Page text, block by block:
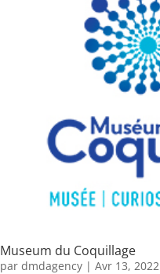
Museum du Coquillage
par dmdagency | Avr 13, 2022